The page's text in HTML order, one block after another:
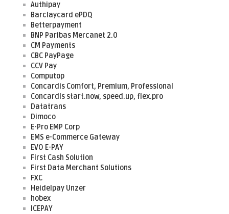
Authipay
Barclaycard ePDQ
Betterpayment
BNP Paribas Mercanet 2.0
CM Payments
CBC PayPage
CCV Pay
Computop
Concardis Comfort, Premium, Professional
Concardis start.now, speed.up, flex.pro
Datatrans
Dimoco
E-Pro EMP Corp
EMS e-Commerce Gateway
EVO E-PAY
First Cash Solution
First Data Merchant Solutions
FXC
Heidelpay Unzer
hobex
ICEPAY